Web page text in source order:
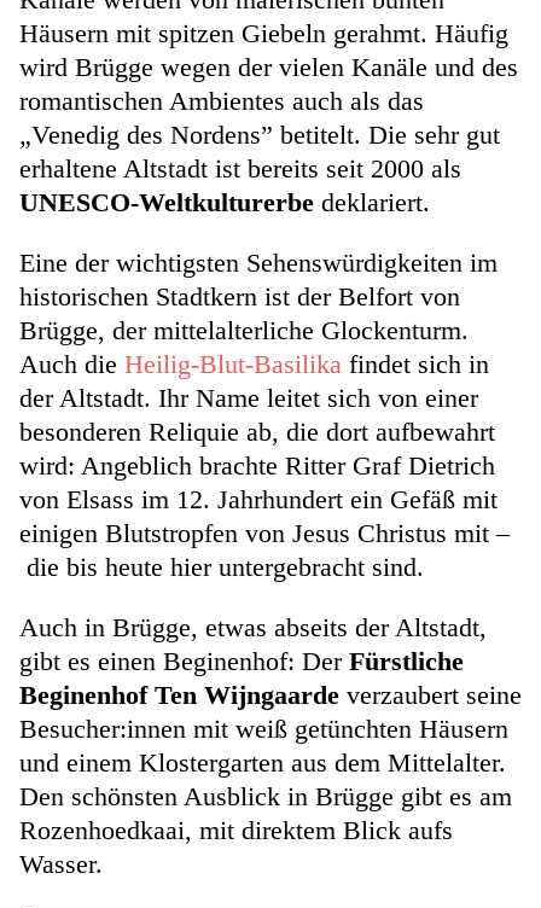
Häusern mit spitzen Giebeln gerahmt. Häufig
wird Brügge wegen der vielen Kanäle und des
romantischen Ambientes auch als das
„Venedig des Nordens” betitelt. Die sehr gut
erhaltene Altstadt ist bereits seit 2000 als
UNESCO-Weltkulturerbe deklariert.
Eine der wichtigsten Sehenswürdigkeiten im
historischen Stadtkern ist der Belfort von
Brügge, der mittelalterliche Glockenturm.
Auch die Heilig-Blut-Basilika findet sich in
der Altstadt. Ihr Name leitet sich von einer
besonderen Reliquie ab, die dort aufbewahrt
wird: Angeblich brachte Ritter Graf Dietrich
von Elsass im 12. Jahrhundert ein Gefäß mit
einigen Blutstropfen von Jesus Christus mit –
die bis heute hier untergebracht sind.
Auch in Brügge, etwas abseits der Altstadt,
gibt es einen Beginenhof: Der Fürstliche
Beginenhof Ten Wijngaarde verzaubert seine
Besucher:innen mit weiß getünchten Häusern
und einem Klostergarten aus dem Mittelalter.
Den schönsten Ausblick in Brügge gibt es am
Rozenhoedkaai, mit direktem Blick aufs
Wasser.